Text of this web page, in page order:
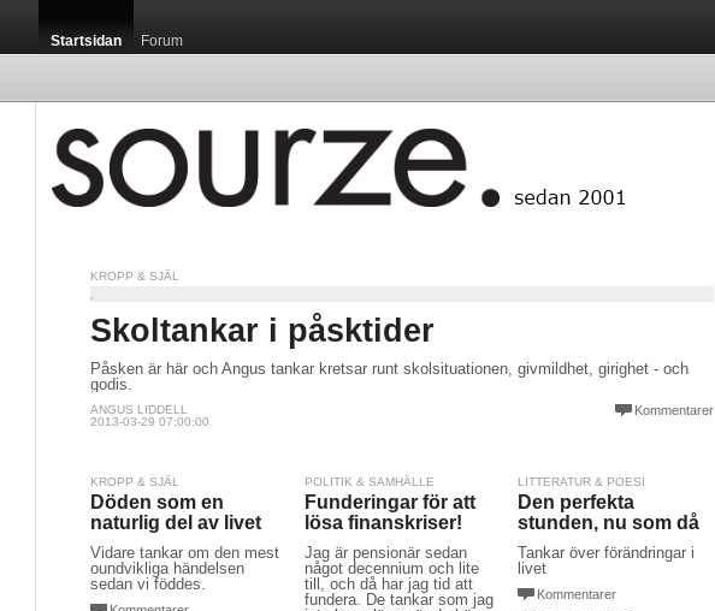
Startsidan Forum
KROPP & SJÄL
Skoltankar i påsktider
Påsken är här och Angus tankar kretsar runt skolsituationen, givmildhet, girighet - och
godis.
Kommentarer
ANGUS LIDDELL
2013-03-29 07:00:00
KROPP & SJÄL
Döden som en
naturlig del av livet
Vidare tankar om den mest
oundvikliga händelsen
sedan vi föddes.
POLITIK & SAMHÄLLE
Funderingar för att
lösa finanskriser!
Jag är pensionär sedan
något decennium och lite
till, och då har jag tid att
fundera. De tankar som jag
LITTERATUR & POESI
Den perfekta
stunden, nu som då
Tankar över förändringar i
livet
Kommentarer